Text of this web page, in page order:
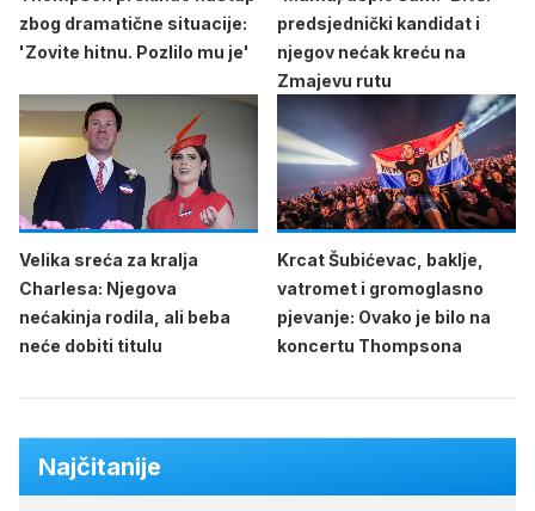
zbog dramatične situacije:
'Zovite hitnu. Pozlilo mu je'
predsjednički kandidat i
njegov nećak kreću na
Zmajevu rutu
Velika sreća za kralja
Charlesa: Njegova
nećakinja rodila, ali beba
neće dobiti titulu
Krcat Šubićevac, baklje,
vatromet i gromoglasno
pjevanje: Ovako je bilo na
koncertu Thompsona
Najčitanije